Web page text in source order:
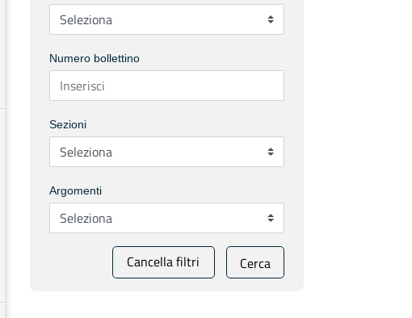
Numero bollettino
Sezioni
Argomenti
Cancella filtri Cerca